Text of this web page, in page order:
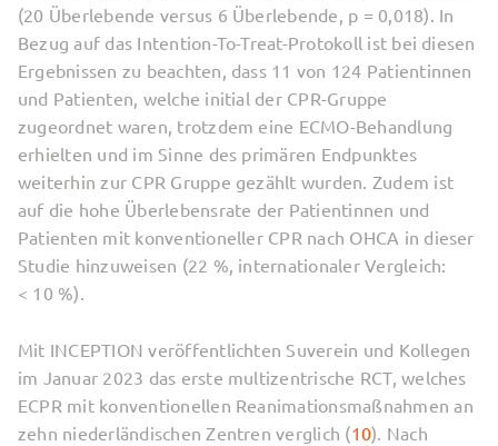
(20 Überlebende versus 6 Überlebende, p = 0,018). In
Bezug auf das Intention-To-Treat-Protokoll ist bei diesen
Ergebnissen zu beachten, dass 11 von 124 Patientinnen
und Patienten, welche initial der CPR-Gruppe
zugeordnet waren, trotzdem eine ECMO-Behandlung
erhielten und im Sinne des primären Endpunktes
weiterhin zur CPR Gruppe gezählt wurden. Zudem ist
auf die hohe Überlebensrate der Patientinnen und
Patienten mit konventioneller CPR nach OHCA in dieser
Studie hinzuweisen (22 %, internationaler Vergleich:
< 10 %).
Mit INCEPTION veröffentlichten Suverein und Kollegen
im Januar 2023 das erste multizentrische RCT, welches
ECPR mit konventionellen Reanimationsmaßnahmen an
zehn niederländischen Zentren verglich (10). Nach